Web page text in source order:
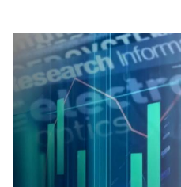
Смотреть